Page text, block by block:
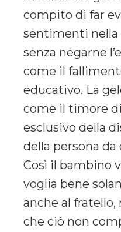
compito di far
sentimenti nella
senza negarne
come il
educativo. La
come il timore
esclusivo della
della persona
Così il bambino
voglia bene
anche al
che ciò non